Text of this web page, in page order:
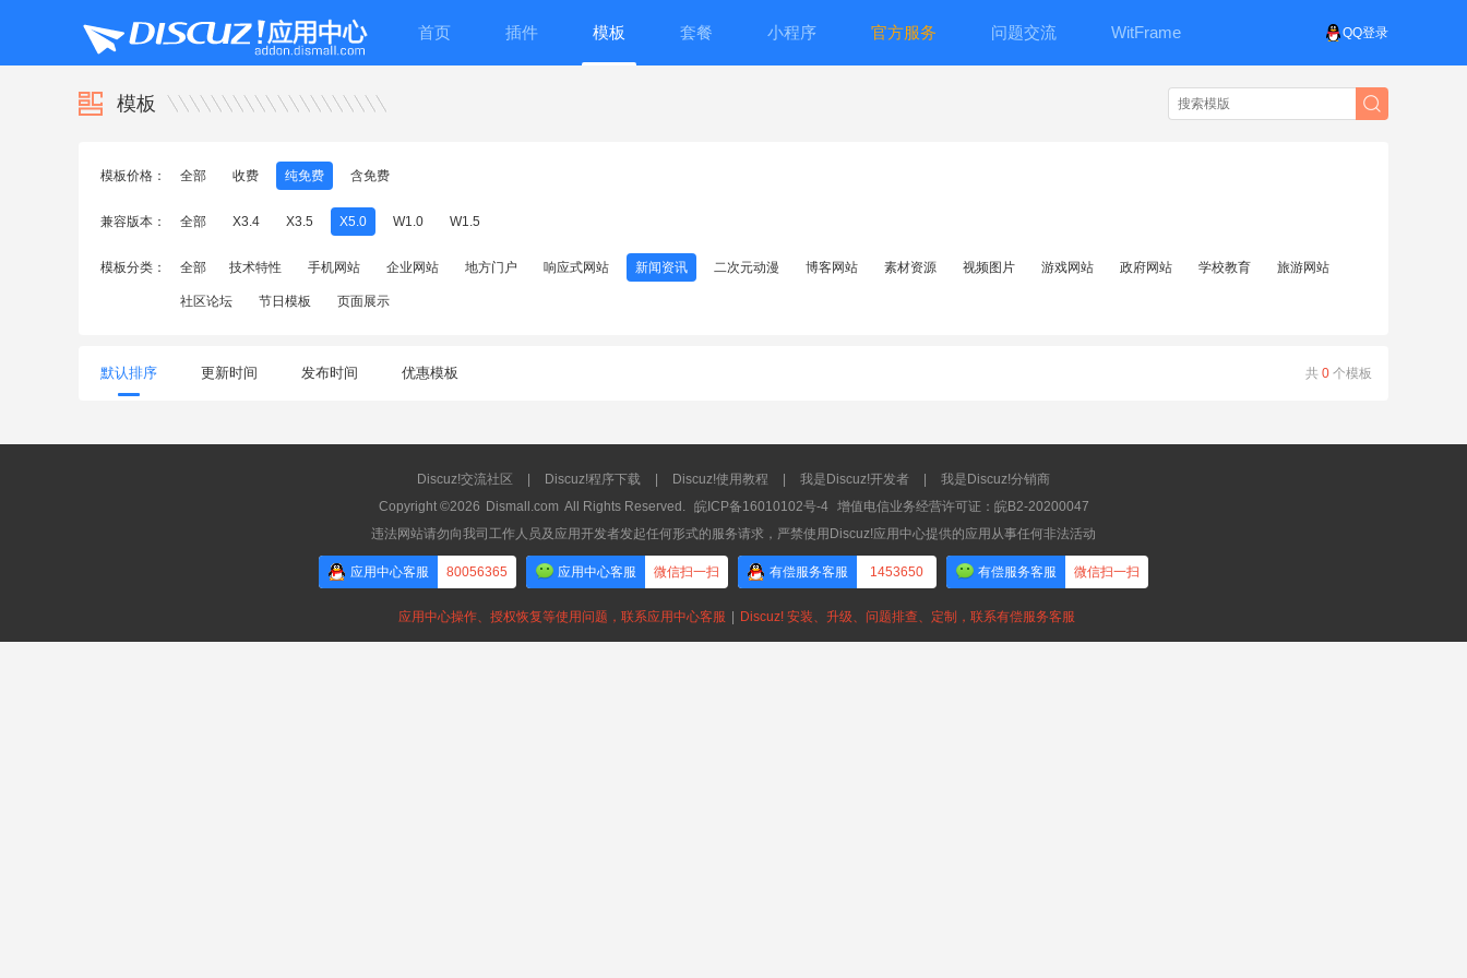
QQ登录
首页 插件 模板 套餐 小程序 官方服务 问题交流 WitFrame
模板
模板价格： 全部 收费 纯免费 含免费
兼容版本： 全部 X3.4 X3.5 X5.0 W1.0 W1.5
模板分类： 全部 技术特性 手机网站 企业网站 地方门户 响应式网站 新闻资讯 二次元动漫 博客网站 素材资源 视频图片 游戏网站 政府网站 学校教育 旅游网站
社区论坛 节日模板 页面展示
共 0 个模板
默认排序 更新时间 发布时间 优惠模板
Discuz!交流社区 Discuz!程序下载 Discuz!使用教程 我是Discuz!开发者
我是Discuz!分销商
Copyright ©2026 Dismall.com All Rights Reserved. 皖ICP备16010102号-4
增值电信业务经营许可证：皖B2-20200047
违法网站请勿向我司工作人员及应用开发者发起任何形式的服务请求，严禁使用Discuz!应用中心提供的应用从事任何非法活动
应用中心客服 80056365 应用中心客服 微信扫一扫 有偿服务客服 1453650 有偿服务客服 微信扫一扫
应用中心操作、授权恢复等使用问题，联系应用中心客服 Discuz! 安装、升级、问题排查、定制，联系有偿服务客服